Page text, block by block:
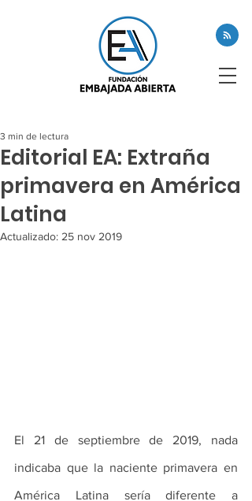
Editorial EA: Extraña
primavera en América
Latina
3 min de lectura
Actualizado: 25 nov 2019
El 21 de septiembre de 2019, nada
indicaba que la naciente primavera en
América Latina sería diferente a